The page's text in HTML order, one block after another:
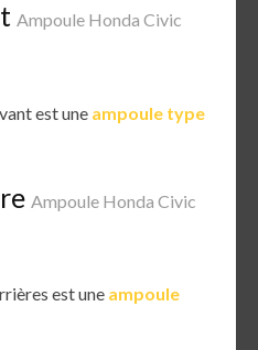
Ampoule Honda Civic
est une ampoule type
Ampoule Honda Civic
est une ampoule